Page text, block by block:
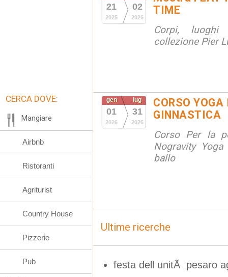
21
2025
02
2026
TIME
Corpi,
collezione Pier
gen
01
2026
lug
31
2026
CORSO
GINNASTICA
Corso Per la
Nogravity
ballo
Ultime ricerche
festa dell unitÃ pesaro
CERCA DOVE:
Mangiare
Airbnb
Ristoranti
Agriturist
Country House
Pizzerie
Pub